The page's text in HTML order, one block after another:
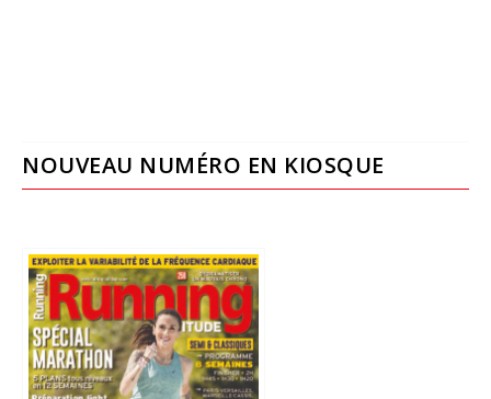
NOUVEAU NUMÉRO EN KIOSQUE